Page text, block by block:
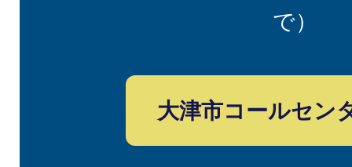
で）
大津市コールセン